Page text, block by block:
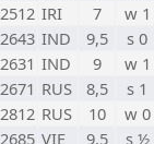
2512 IRI 7
w 1
2643 IND 9,5
s 0
2631 IND 9
w 1
2671 RUS 8,5
s 1
2812 RUS 10
w 0
2685 VIE 9,5
s ½